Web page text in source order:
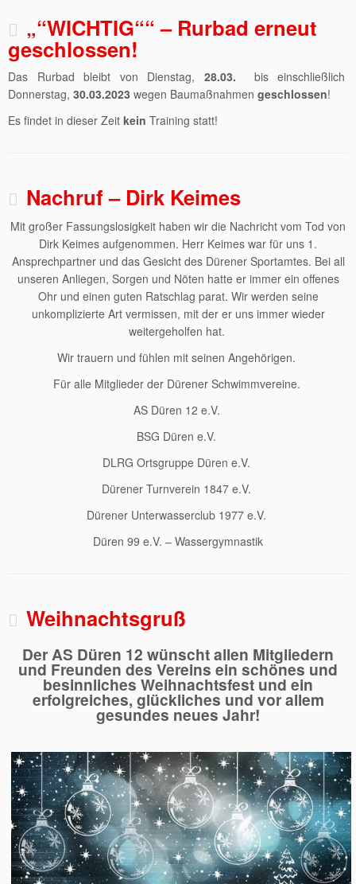
„“WICHTIG““ – Rurbad erneut
geschlossen!
Das Rurbad bleibt von Dienstag, 28.03. bis einschließlich
Donnerstag, 30.03.2023 wegen Baumaßnahmen geschlossen!
Es findet in dieser Zeit kein Training statt!
Nachruf – Dirk Keimes
Mit großer Fassungslosigkeit haben wir die Nachricht vom Tod von
Dirk Keimes aufgenommen. Herr Keimes war für uns 1.
Ansprechpartner und das Gesicht des Dürener Sportamtes. Bei all
unseren Anliegen, Sorgen und Nöten hatte er immer ein offenes
Ohr und einen guten Ratschlag parat. Wir werden seine
unkomplizierte Art vermissen, mit der er uns immer wieder
weitergeholfen hat.
Wir trauern und fühlen mit seinen Angehörigen.
Für alle Mitglieder der Dürener Schwimmvereine.
AS Düren 12 e.V.
BSG Düren e.V.
DLRG Ortsgruppe Düren e.V.
Dürener Turnverein 1847 e.V.
Dürener Unterwasserclub 1977 e.V.
Düren 99 e.V. – Wassergymnastik
Weihnachtsgruß
Der AS Düren 12 wünscht allen Mitgliedern
und Freunden des Vereins ein schönes und
besinnliches Weihnachtsfest und ein
erfolgreiches, glückliches und vor allem
gesundes neues Jahr!